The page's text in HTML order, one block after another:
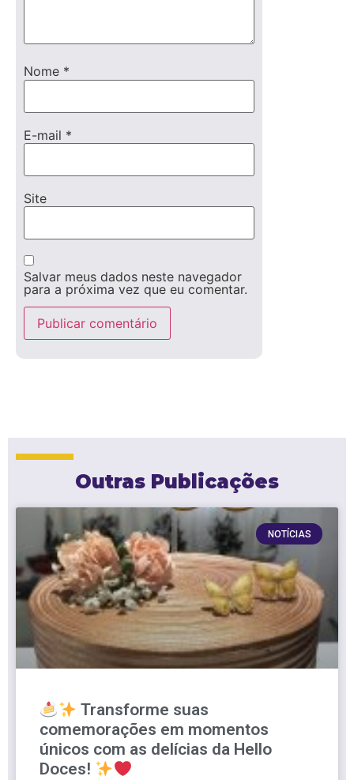
Nome *
E-mail *
Site
Salvar meus dados neste navegador
para a próxima vez que eu comentar.
Outras Publicações
NOTÍCIAS
Transforme suas
comemorações em momentos
únicos com as delícias da Hello
Doces!